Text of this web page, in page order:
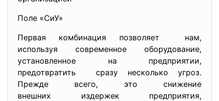
Поле «СиУ»
Первая комбинация позволяет нам,
используя современное оборудование,
установленное на предприятии,
предотвратить сразу несколько угроз.
Прежде всего, это снижение
внешних издержек предприятия,